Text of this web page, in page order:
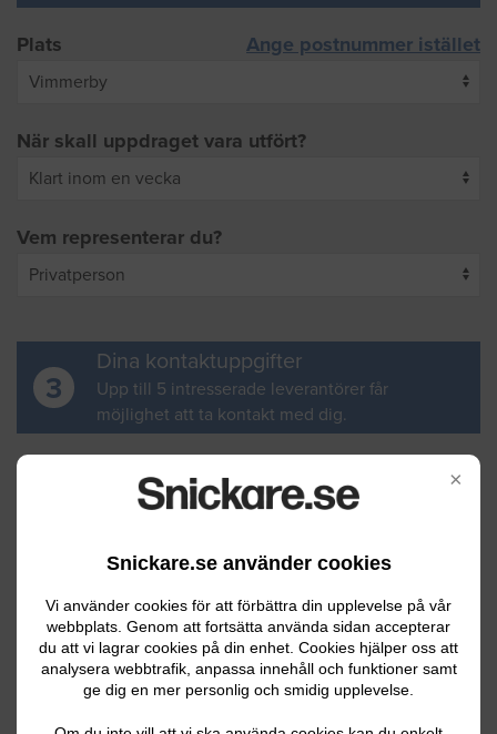
×
Snickare.se använder cookies
Vi använder cookies för att förbättra din upplevelse på vår
webbplats. Genom att fortsätta använda sidan accepterar
du att vi lagrar cookies på din enhet. Cookies hjälper oss att
analysera webbtrafik, anpassa innehåll och funktioner samt
ge dig en mer personlig och smidig upplevelse.
Plats Ange postnummer istället
När skall uppdraget vara utfört?
Vem representerar du?
3
Dina kontaktuppgifter
Upp till 5 intresserade leverantörer får
möjlighet att ta kontakt med dig.
Ditt för- och efternamn
Din e-postadress
Ditt telefonnummer